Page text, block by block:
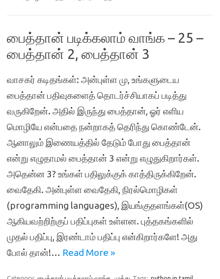
பைத்தான் படிக்கலாம் வாங்க – 25 –
பைத்தான் 2, பைத்தான் 3
வாசகர் கடிதங்கள்: அன்புள்ள மு, உங்களுடைய
பைத்தான் பதிவுகளைத் தொடர்ச்சியாகப் படித்து
வருகிறேன். அதில் இருந்து பைத்தான், ஓர் எளிய
மொழியே என்பதை நன்றாகத் தெரிந்து கொண்டேன்.
ஆனாலும் இணையத்தில் தேடும் போது பைத்தான்
என்று எழுதாமல் பைத்தான் 3 என்று எழுதுகிறார்கள்.
அதென்ன 3? உங்கள் பதிலுக்குக் காத்திருக்கிறேன்.
வைதேகி. அன்புள்ள வைதேகி, நிரல்மொழிகள்
(programming languages), இயங்குதளங்கள்(OS)
ஆகியவற்றிற்குப் பதிப்புகள் உள்ளன. புத்தகங்களில்
முதல் பதிப்பு, இரண்டாம் பதிப்பு என்கிறார்களே! அது
போல் தான்!… Read More »